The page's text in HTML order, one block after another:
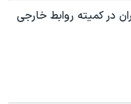
در کمیته روابط خارجی